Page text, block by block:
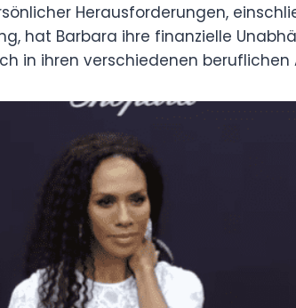
Herausforderungen,
hat Barbara ihre finanzielle
in ihren verschiedenen beruflichen